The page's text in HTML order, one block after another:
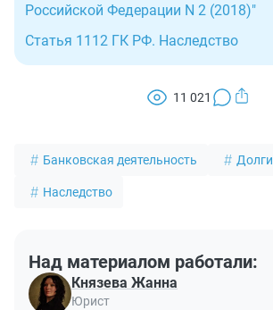
Российской Федерации N 2 (2018)"
Статья 1112 ГК РФ. Наследство
11 021
Банковская деятельность Долги
Наследство
Над материалом работали:
Князева Жанна
Юрист